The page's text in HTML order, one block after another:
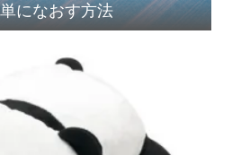
になおす方法